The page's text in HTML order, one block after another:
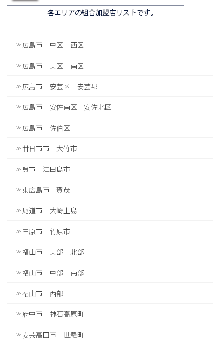
広島市 中区 西区
広島市 東区 南区
広島市 安芸区 安芸郡
広島市 安佐南区 安佐北区
広島市 佐伯区
廿日市市 大竹市
呉市 江田島市
東広島市 賀茂
尾道市 大崎上島
三原市 竹原市
福山市 東部 北部
福山市 中部 南部
福山市 西部
府中市 神石高原町
安芸高田市 世羅町